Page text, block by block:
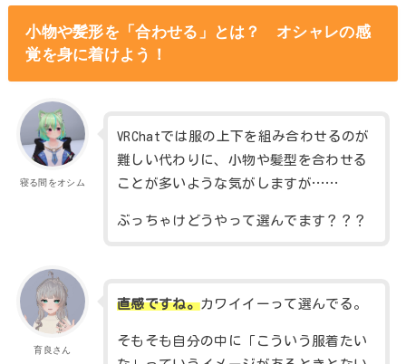
小物や髪形を「合わせる」とは？ オシャレの感
覚を身に着けよう！
寝る間をオシム
VRChatでは服の上下を組み合わせるのが
難しい代わりに、小物や髪型を合わせる
ことが多いような気がしますが……
ぶっちゃけどうやって選んでます？？？
育良さん
直感ですね。カワイイーって選んでる。
そもそも自分の中に「こういう服着たい